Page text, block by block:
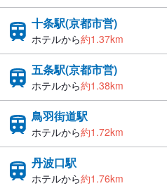
十条駅(京都市営)
ホテルから約1.37km
五条駅(京都市営)
ホテルから約1.38km
鳥羽街道駅
ホテルから約1.72km
丹波口駅
ホテルから約1.76km